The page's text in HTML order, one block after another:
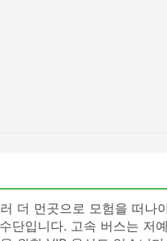
더 먼곳으로 모험을 떠나
단입니다. 고속 버스는 저